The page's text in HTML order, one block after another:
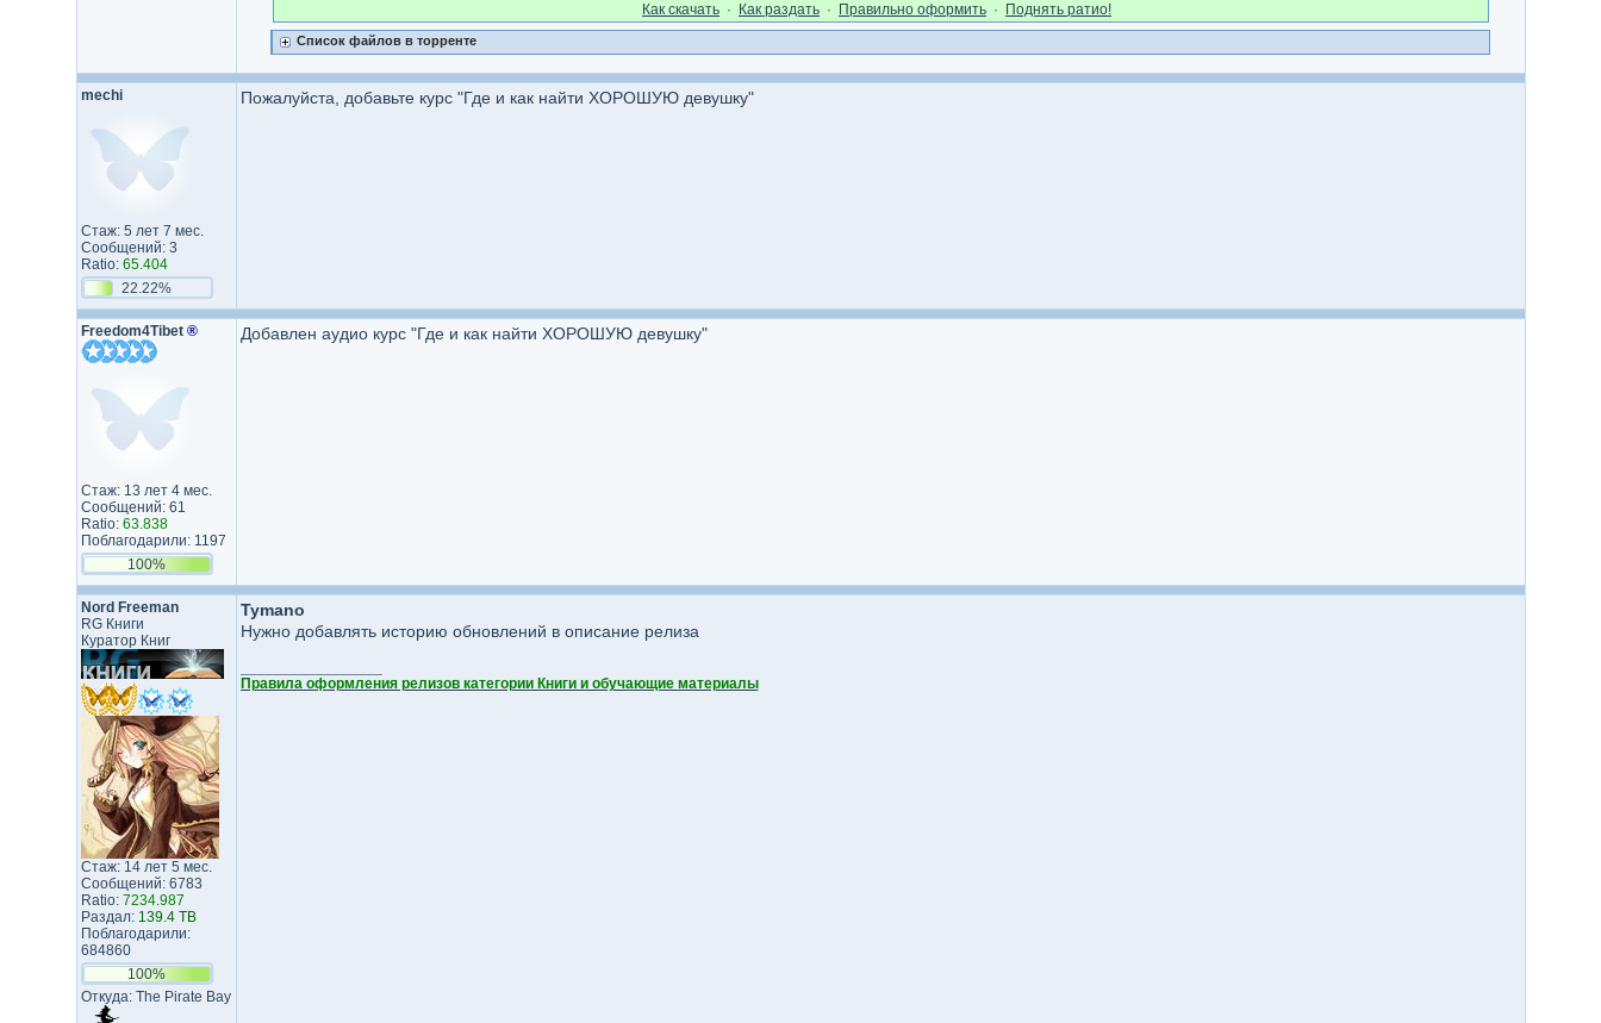
Как cкачать · Как раздать · Правильно оформить · Поднять ратио!
Список файлов в торренте
mechi
Стаж: 5 лет 7 мес.
Сообщений: 3
Ratio: 65.404
22.22%
Пожалуйста, добавьте курс "Где и как найти ХОРОШУЮ девушку"
Freedom4Tibet ®
Стаж: 13 лет 4 мес.
Сообщений: 61
Ratio: 63.838
Поблагодарили: 1197
100%
Добавлен аудио курс "Где и как найти ХОРОШУЮ девушку"
Nord Freeman
RG Книги
Куратор Книг
Стаж: 14 лет 5 мес.
Сообщений: 6783
Ratio: 7234.987
Раздал: 139.4 TB
Поблагодарили:
684860
100%
Откуда: The Pirate Bay
Tymano
Нужно добавлять историю обновлений в описание релиза
Правила оформления релизов категории Книги и обучающие материалы